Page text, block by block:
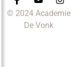
© 2024 Academie
De Vonk